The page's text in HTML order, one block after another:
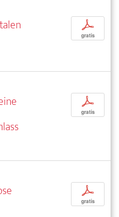
p
gratis
p
gratis
p
gratis